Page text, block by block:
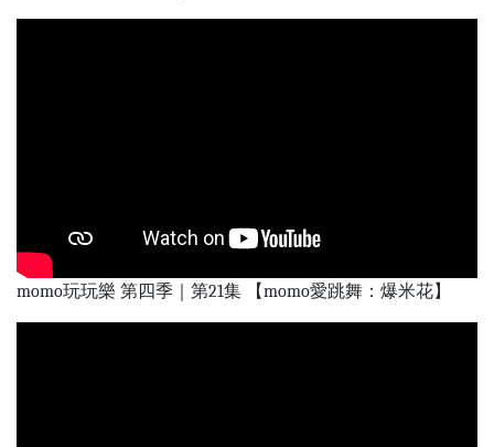
momo玩玩樂 第四季｜第21集 【momo愛跳舞：爆米花】